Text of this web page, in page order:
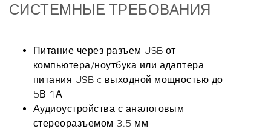
СИСТЕМНЫЕ ТРЕБОВАНИЯ
Питание через разъем USB от
компьютера/ноутбука или адаптера
питания USB c выходной мощностью до
5В 1А
Аудиоустройства с аналоговым
стереоразъемом 3.5 мм